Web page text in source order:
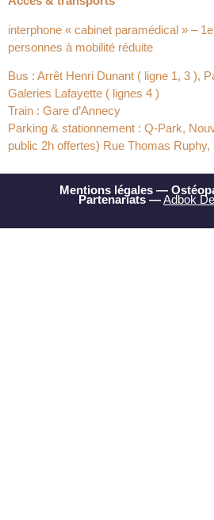
interphone « cabinet paramédical » –
personnes à mobilité réduite
Bus : Arrêt Henri Dunant ( ligne 1, 3 ),
Galeries Lafayette ( lignes 4 )
Train : Gare d’Annecy
Parking & stationnement : Q-Park,
public 2h offertes) Rue Thomas Ruphy,
Mentions légales—
Partenariats —Adbok